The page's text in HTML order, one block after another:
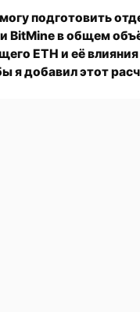
подготовить
BitMine в общем
ETH и её
я добавил этот